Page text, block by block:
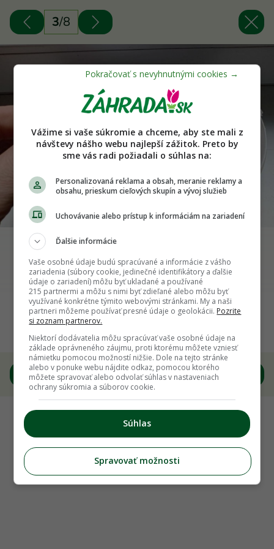
3/8
Vysejeme semená v rozumných rozostupoch. Foto:
Martin Kohútek
Späť na článok
Trik od skúseného pestovateľa: Neuveríte, ako
jednoducho zvýšime úspešnosť výsevu
3/8
Vážime si vaše súkromie a chceme, aby ste mali z
návštevy nášho webu najlepší zážitok. Preto by
sme vás radi požiadali o súhlas na:
Personalizovaná reklama a obsah, meranie reklamy a
obsahu, prieskum cieľových skupín a vývoj služieb
Uchovávanie alebo prístup k informáciám na zariadení
Ďalšie informácie
Vaše osobné údaje budú spracúvané a informácie z vášho
zariadenia (súbory cookie, jedinečné identifikátory a ďalšie
údaje o zariadení) môžu byť ukladané a používané
215 partnermi a môžu s nimi byť zdieľané alebo môžu byť
využívané konkrétne týmito webovými stránkami. My a naši
partneri môžeme používať presné údaje o geolokácii. Pozrite
si zoznam partnerov.
Niektorí dodávatelia môžu spracúvať vaše osobné údaje na
základe oprávneného záujmu, proti ktorému môžete vzniesť
námietku pomocou možností nižšie. Dole na tejto stránke
alebo v ponuke webu nájdite odkaz, pomocou ktorého
môžete spravovať alebo odvolať súhlas v nastaveniach
ochrany súkromia a súborov cookie.
Súhlas
Spravovať možnosti